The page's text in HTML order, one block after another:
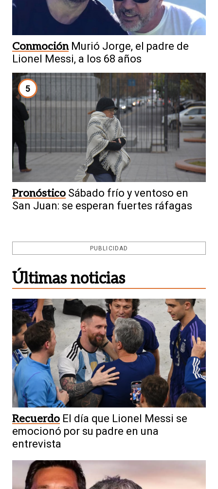
Conmoción Murió Jorge, el padre de
Lionel Messi, a los 68 años
5
Pronóstico Sábado frío y ventoso en
San Juan: se esperan fuertes ráfagas
PUBLICIDAD
Últimas noticias
Recuerdo El día que Lionel Messi se
emocionó por su padre en una
entrevista